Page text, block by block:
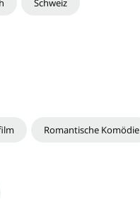
Schweiz
Romantische Komödie